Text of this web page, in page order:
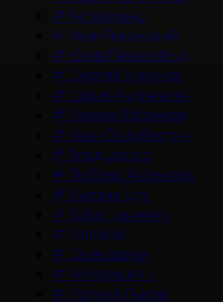
#Актер кино
# Иван Янковский
# Юлия Пересильд
# Сергей Бурунов
# Сарик Андреасян
# Михаил Ефремов
# Иван Охлобыстин
# Влад Ценев
#Любовь Аксенова
# Милана Бру
#Зубастая няня
# Колобок
# Смешарики
# Чебурашка 3
# Матвей Лыков